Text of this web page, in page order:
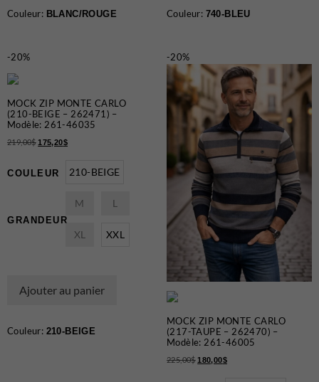
Gants
Soldes
Certificats-cadeaux
Couleur: BLANC/ROUGE Couleur: 740-BLEU
-20%
MOCK ZIP MONTE CARLO
(210-BEIGE – 262471) –
Modèle: 261-46035
219,00$ 175,20$
COULEUR 210-BEIGE
GRANDEUR
M L
XL XXL
Ajouter au panier
Couleur: 210-BEIGE
-20%
MOCK ZIP MONTE CARLO
(217-TAUPE – 262470) –
Modèle: 261-46005
225,00$ 180,00$